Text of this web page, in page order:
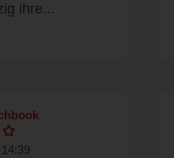
ihre...